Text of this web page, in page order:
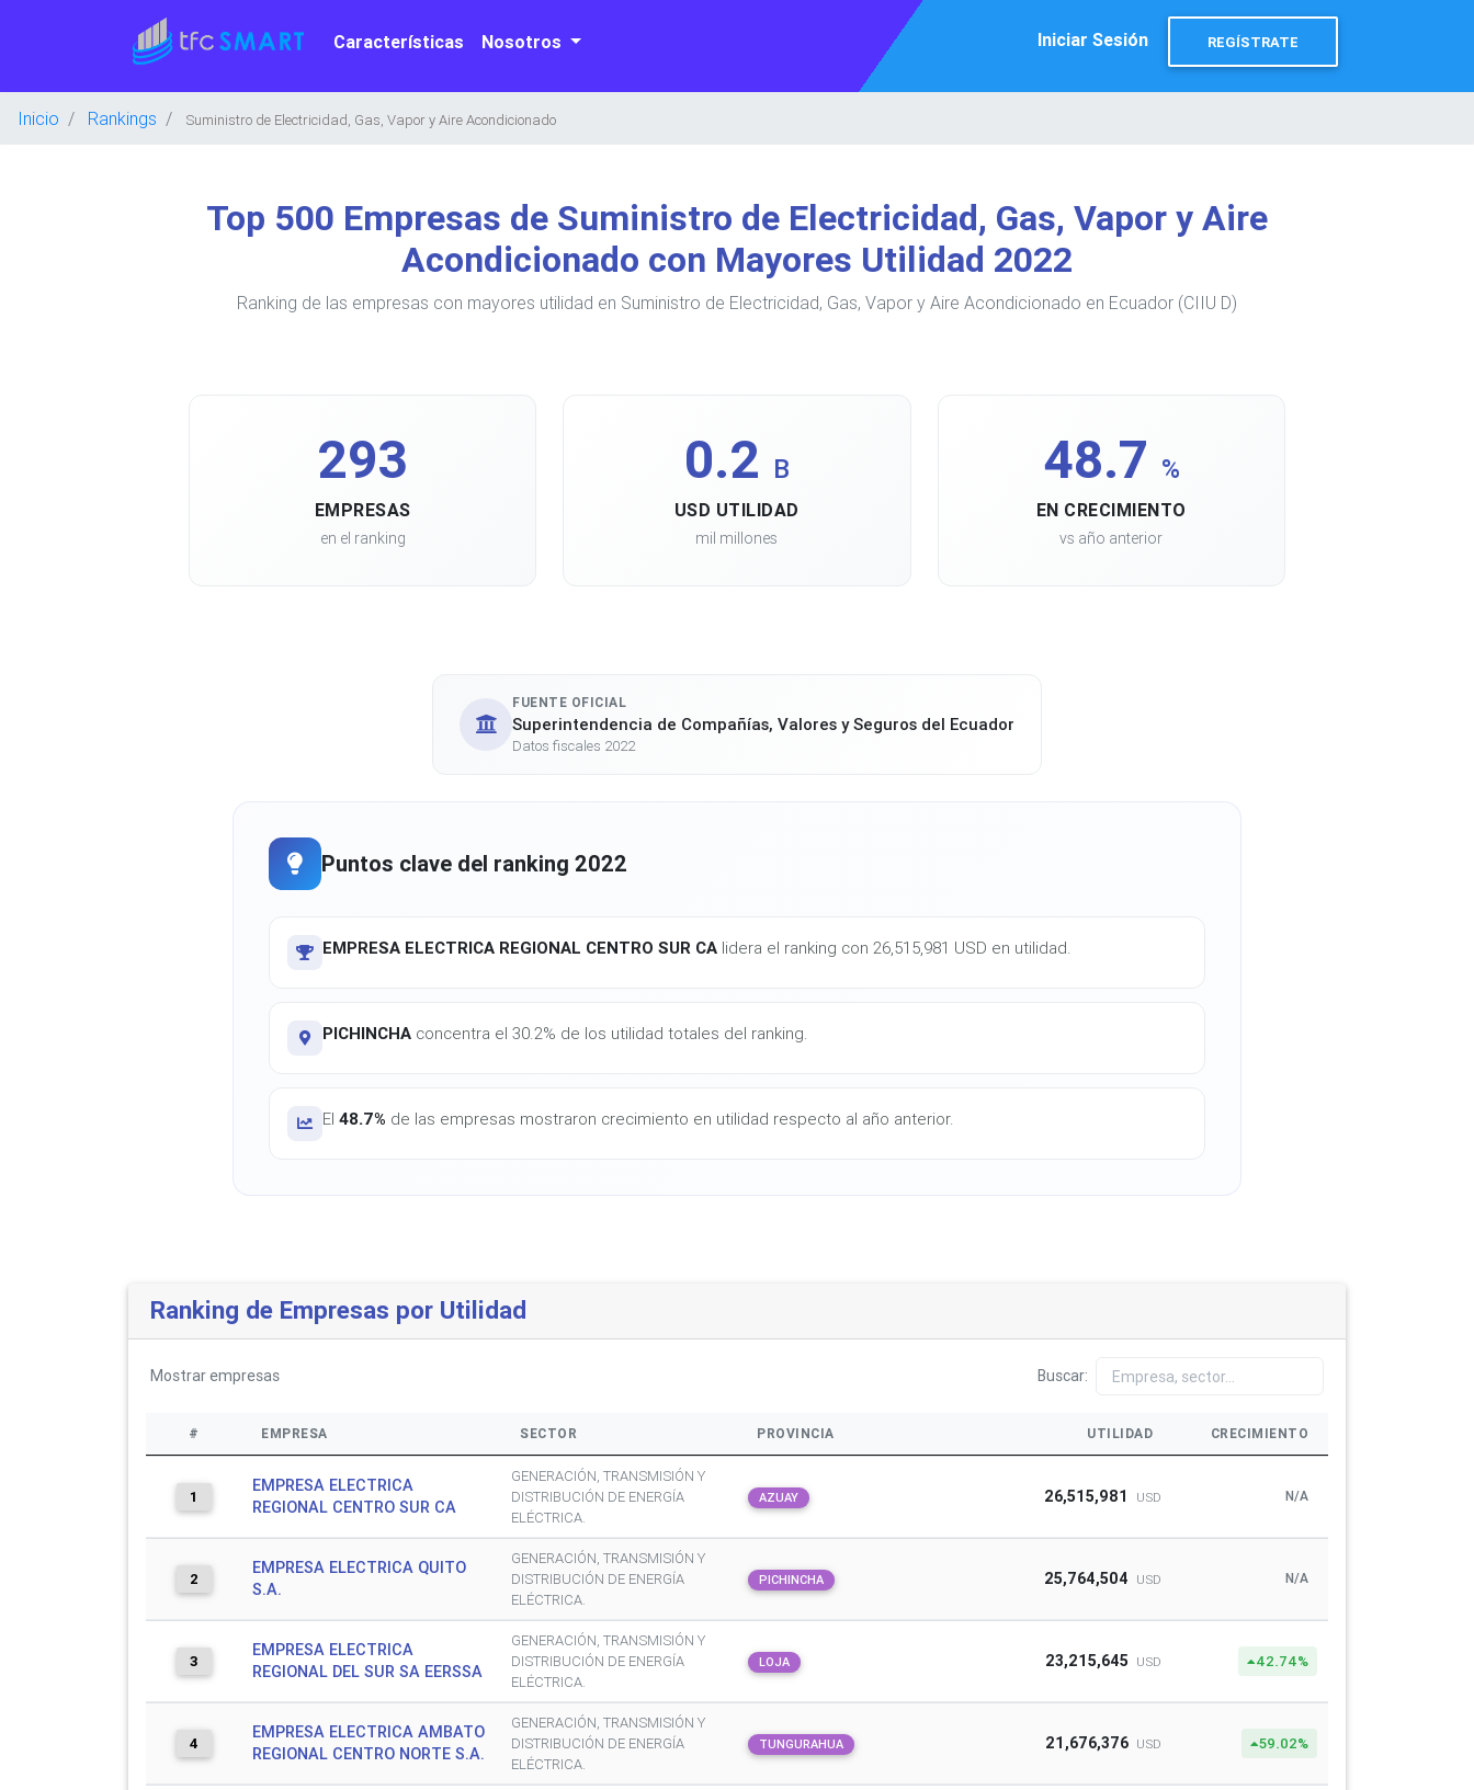
Características Nosotros Iniciar Sesión REGÍSTRATE
Inicio Rankings Suministro de Electricidad, Gas, Vapor y Aire Acondicionado
Top 500 Empresas de Suministro de Electricidad, Gas, Vapor y Aire
Acondicionado con Mayores Utilidad 2022
Ranking de las empresas con mayores utilidad en Suministro de Electricidad, Gas, Vapor y Aire Acondicionado en Ecuador (CIIU D)
293
EMPRESAS
en el ranking
0.2 B
USD UTILIDAD
mil millones
48.7 %
EN CRECIMIENTO
vs año anterior
FUENTE OFICIAL
Superintendencia de Compañías, Valores y Seguros del Ecuador
Datos fiscales 2022
Puntos clave del ranking 2022
EMPRESA ELECTRICA REGIONAL CENTRO SUR CA lidera el ranking con 26,515,981 USD en utilidad.
PICHINCHA concentra el 30.2% de los utilidad totales del ranking.
El 48.7% de las empresas mostraron crecimiento en utilidad respecto al año anterior.
Ranking de Empresas por Utilidad
Mostrarempresas Buscar:
# EMPRESA SECTOR PROVINCIA UTILIDAD CRECIMIENTO
1
EMPRESA ELECTRICA
REGIONAL CENTRO SUR CA
GENERACIÓN, TRANSMISIÓN Y
DISTRIBUCIÓN DE ENERGÍA
ELÉCTRICA.
AZUAY 26,515,981 USD N/A
2
EMPRESA ELECTRICA QUITO
S.A.
GENERACIÓN, TRANSMISIÓN Y
DISTRIBUCIÓN DE ENERGÍA
ELÉCTRICA.
PICHINCHA 25,764,504 USD N/A
3
EMPRESA ELECTRICA
REGIONAL DEL SUR SA EERSSA
GENERACIÓN, TRANSMISIÓN Y
DISTRIBUCIÓN DE ENERGÍA
ELÉCTRICA.
LOJA 23,215,645 USD 42.74%
4
EMPRESA ELECTRICA AMBATO
REGIONAL CENTRO NORTE S.A.
GENERACIÓN, TRANSMISIÓN Y
DISTRIBUCIÓN DE ENERGÍA
ELÉCTRICA.
TUNGURAHUA 21,676,376 USD 59.02%